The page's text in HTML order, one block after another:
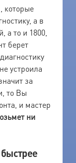
которые
а в
а то и 1800,
берет
устроила
за
то Вы
и мастер
ни